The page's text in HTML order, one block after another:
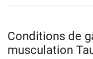
Conditions de
musculation